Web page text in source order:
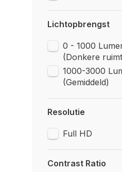
Lichtopbrengst
0 - 1000
(Donkere
1000-3000
(Gemiddeld)
Resolutie
Full HD
Contrast Ratio